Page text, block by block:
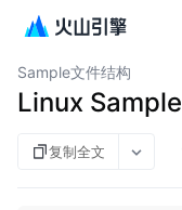
智能美化特效
Sample文件结构
Linux Sample
复制全文